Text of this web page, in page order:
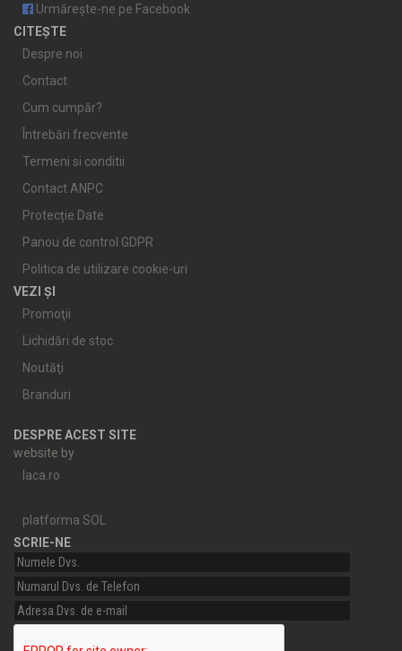
Urmărește-ne pe Facebook
CITEȘTE
Despre noi
Contact
Cum cumpăr?
Întrebări frecvente
Termeni si conditii
Contact ANPC
Protecție Date
Panou de control GDPR
Politica de utilizare cookie-uri
VEZI ȘI
Promoţii
Lichidări de stoc
Noutăţi
Branduri
DESPRE ACEST SITE
website by
laca.ro
platforma SOL
SCRIE-NE